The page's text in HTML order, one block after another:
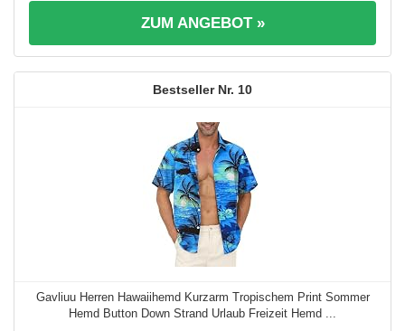
ZUM ANGEBOT »
10
Gavliuu Herren Hawaiihemd Kurzarm Tropischem Print Sommer
Hemd Button Down Strand Urlaub Freizeit Hemd ...